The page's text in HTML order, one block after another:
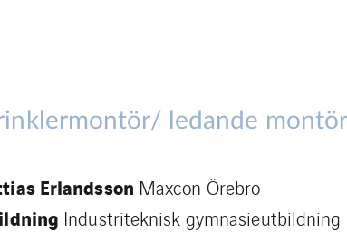
ledande montör
Erlandsson Maxcon Örebro
Industriteknisk gymnasieutbildning